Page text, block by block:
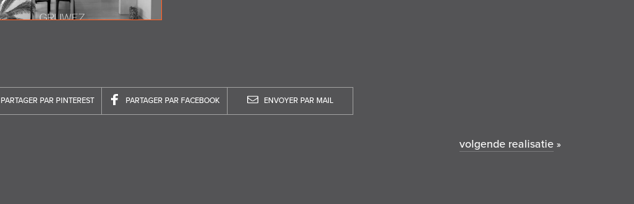
PARTAGER PAR PINTEREST PARTAGER PAR FACEBOOK ENVOYER PAR MAIL
volgende realisatie »